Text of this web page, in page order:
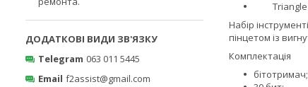
Triangle
Набір
пінцетом із
Комплектація
бітотримач;
Telegram 063 011 5445
Email f2assist@gmail.com